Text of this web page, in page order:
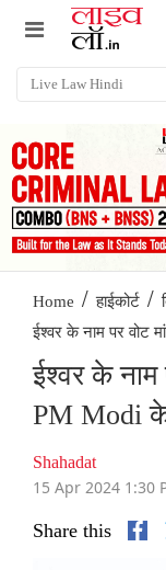
Home / हाईकोर्ट /
ईश्वर के नाम पर वोट
ईश्वर के
PM Modi के
Shahadat
15 Apr 2024 1:30
Share this